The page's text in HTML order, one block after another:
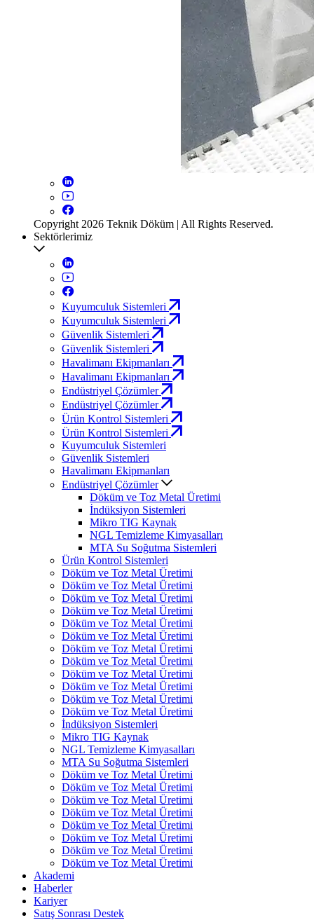
Copyright 2026 Teknik Döküm | All Rights Reserved.
Sektörlerimiz
Kuyumculuk Sistemleri
Kuyumculuk Sistemleri
Güvenlik Sistemleri
Güvenlik Sistemleri
Havalimanı Ekipmanları
Havalimanı Ekipmanları
Endüstriyel Çözümler
Endüstriyel Çözümler
Ürün Kontrol Sistemleri
Ürün Kontrol Sistemleri
Kuyumculuk Sistemleri
Güvenlik Sistemleri
Havalimanı Ekipmanları
Endüstriyel Çözümler
Döküm ve Toz Metal Üretimi
İndüksiyon Sistemleri
Mikro TIG Kaynak
NGL Temizleme Kimyasalları
MTA Su Soğutma Sistemleri
Ürün Kontrol Sistemleri
Döküm ve Toz Metal Üretimi
Döküm ve Toz Metal Üretimi
Döküm ve Toz Metal Üretimi
Döküm ve Toz Metal Üretimi
Döküm ve Toz Metal Üretimi
Döküm ve Toz Metal Üretimi
Döküm ve Toz Metal Üretimi
Döküm ve Toz Metal Üretimi
Döküm ve Toz Metal Üretimi
Döküm ve Toz Metal Üretimi
Döküm ve Toz Metal Üretimi
Döküm ve Toz Metal Üretimi
İndüksiyon Sistemleri
Mikro TIG Kaynak
NGL Temizleme Kimyasalları
MTA Su Soğutma Sistemleri
Döküm ve Toz Metal Üretimi
Döküm ve Toz Metal Üretimi
Döküm ve Toz Metal Üretimi
Döküm ve Toz Metal Üretimi
Döküm ve Toz Metal Üretimi
Döküm ve Toz Metal Üretimi
Döküm ve Toz Metal Üretimi
Döküm ve Toz Metal Üretimi
Akademi
Haberler
Kariyer
Satış Sonrası Destek